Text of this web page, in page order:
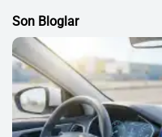
Son Bloglar